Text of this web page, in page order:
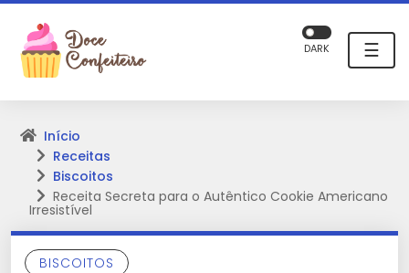
☰
DARK
Início
Receitas
Biscoitos
Receita Secreta para o Autêntico Cookie Americano
Irresistível
BISCOITOS